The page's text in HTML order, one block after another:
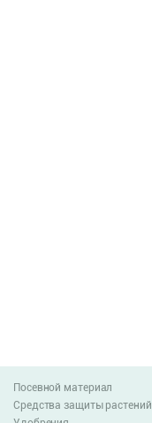
Посевной материал
Средства защиты растений
Удобрения